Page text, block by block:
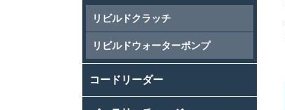
リビルドクラッチ
リビルドウォーターポンプ
コードリーダー